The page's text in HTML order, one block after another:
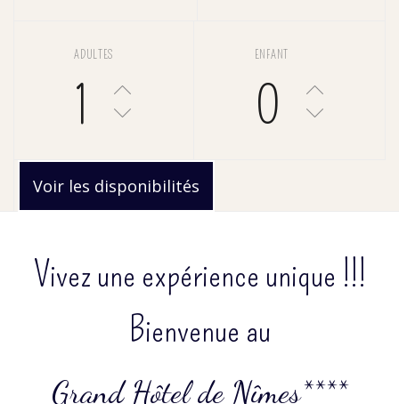
ADULTES
1
ENFANT
0
Voir les disponibilités
Vivez une expérience unique !!!
Bienvenue au
Grand Hôtel de Nîmes****